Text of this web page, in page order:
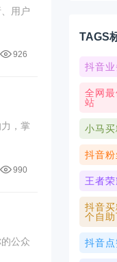
用户
926
，掌
990
公众
TAGS
抖音
全网
站
小马买
抖音
王者
抖音
个自
抖音